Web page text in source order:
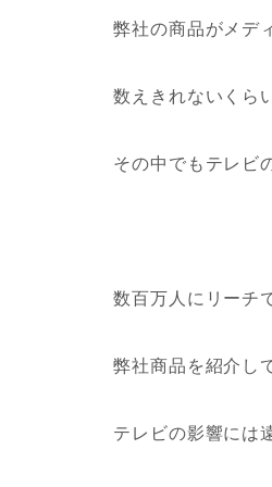
弊社の商品がメデ
数えきれないくら
その中でもテレビ
数百万人にリーチ
弊社商品を紹介し
テレビの影響には